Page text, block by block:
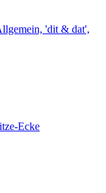
'dit & dat',
Ecke